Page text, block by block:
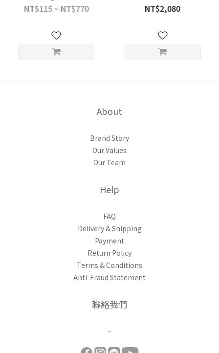
Mask (7 Pieces Included)
NT$115 ~ NT$770 NT$2,080
About
Brand Story
Our Values
Our Team
Help
FAQ
Delivery & Shipping
Payment
Return Policy
Terms & Conditions
Anti-Fraud Statement
聯絡我們
-